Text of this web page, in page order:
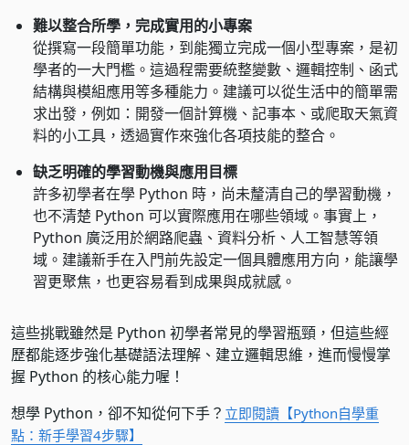
難以整合所學，完成實用的小專案
從撰寫一段簡單功能，到能獨立完成一個小型專案，是初
學者的一大門檻。這過程需要統整變數、邏輯控制、函式
結構與模組應用等多種能力。建議可以從生活中的簡單需
求出發，例如：開發一個計算機、記事本、或爬取天氣資
料的小工具，透過實作來強化各項技能的整合。
缺乏明確的學習動機與應用目標
許多初學者在學 Python 時，尚未釐清自己的學習動機，
也不清楚 Python 可以實際應用在哪些領域。事實上，
Python 廣泛用於網路爬蟲、資料分析、人工智慧等領
域。建議新手在入門前先設定一個具體應用方向，能讓學
習更聚焦，也更容易看到成果與成就感。
這些挑戰雖然是 Python 初學者常見的學習瓶頸，但這些經
歷都能逐步強化基礎語法理解、建立邏輯思維，進而慢慢掌
握 Python 的核心能力喔！
想學 Python，卻不知從何下手？ 立即閱讀【Python自學重
點：新手學習4步驟】